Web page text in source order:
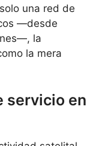
una red de
—desde
la
la mera
servicio en